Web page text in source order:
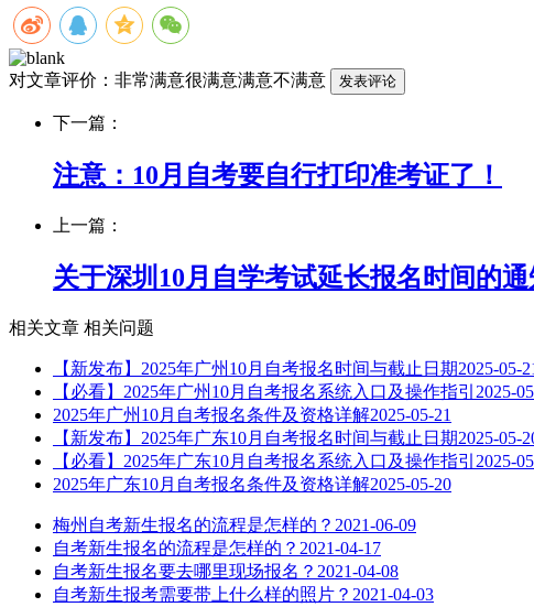
对文章评价： 非常满意很满意满意不满意
下一篇：
注意：10月自考要自行打印准考证了！
上一篇：
关于深圳10月自学考试延长报名时间的通
相关文章 相关问题
【新发布】2025年广州10月自考报名时间与截止日期2025-05-
【必看】2025年广州10月自考报名系统入口及操作指引 2025-
2025年广州10月自考报名条件及资格详解2025-05-21
【新发布】2025年广东10月自考报名时间与截止日期2025-05-
【必看】2025年广东10月自考报名系统入口及操作指引 2025-
2025年广东10月自考报名条件及资格详解2025-05-20
梅州自考新生报名的流程是怎样的？ 2021-06-09
自考新生报名的流程是怎样的？ 2021-04-17
自考新生报名要去哪里现场报名？ 2021-04-08
自考新生报考需要带上什么样的照片？ 2021-04-03